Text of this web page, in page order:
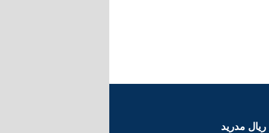
ريال مدريد